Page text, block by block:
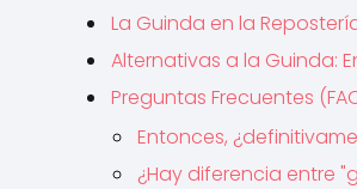
La Guinda en la
Alternativas a la Guinda:
Preguntas Frecuentes
Entonces,
¿Hay diferencia entre